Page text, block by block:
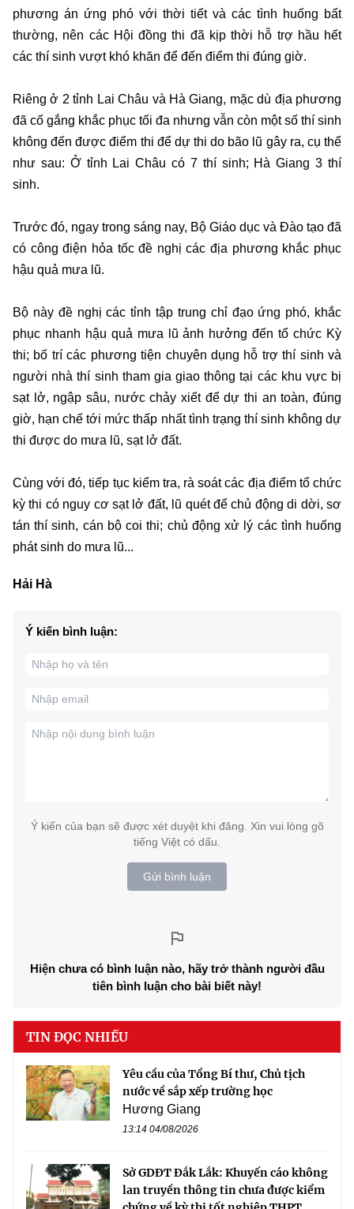
phương án ứng phó với thời tiết và các tình huống bất
thường, nên các Hội đồng thi đã kịp thời hỗ trợ hầu hết
các thí sinh vượt khó khăn để đến điểm thi đúng giờ.
Riêng ở 2 tỉnh Lai Châu và Hà Giang, mặc dù địa phương
đã cố gắng khắc phục tối đa nhưng vẫn còn một số thí sinh
không đến được điểm thi để dự thi do bão lũ gây ra, cụ thể
như sau: Ở tỉnh Lai Châu có 7 thí sinh; Hà Giang 3 thí
sinh.
Trước đó, ngay trong sáng nay, Bộ Giáo dục và Đào tạo đã
có công điện hỏa tốc đề nghị các địa phương khắc phục
hậu quả mưa lũ.
Bộ này đề nghị các tỉnh tập trung chỉ đạo ứng phó, khắc
phục nhanh hậu quả mưa lũ ảnh hưởng đến tổ chức Kỳ
thi; bố trí các phương tiện chuyên dụng hỗ trợ thí sinh và
người nhà thí sinh tham gia giao thông tại các khu vực bị
sạt lở, ngập sâu, nước chảy xiết để dự thi an toàn, đúng
giờ, hạn chế tới mức thấp nhất tình trạng thí sinh không dự
thi được do mưa lũ, sạt lở đất.
Cùng với đó, tiếp tục kiểm tra, rà soát các địa điểm tổ chức
kỳ thi có nguy cơ sạt lở đất, lũ quét để chủ động di dời, sơ
tán thí sinh, cán bộ coi thi; chủ động xử lý các tình huống
phát sinh do mưa lũ...
Hải Hà
Ý kiến bình luận:
Ý kiến của bạn sẽ được xét duyệt khi đăng. Xin vui lòng gõ
tiếng Việt có dấu.
Gửi bình luận
Hiện chưa có bình luận nào, hãy trở thành người đầu
tiên bình luận cho bài biết này!
TIN ĐỌC NHIỀU
Yêu cầu của Tổng Bí thư, Chủ tịch
nước về sắp xếp trường học
Hương Giang
13:14 04/08/2026
Sở GDĐT Đắk Lắk: Khuyến cáo không
lan truyền thông tin chưa được kiểm